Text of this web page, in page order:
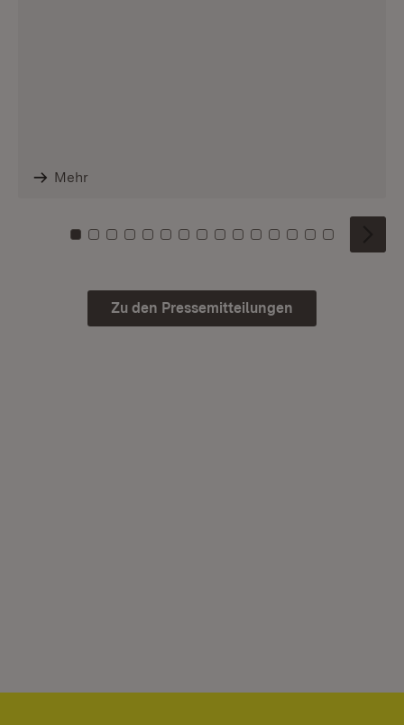
Mehr
Zu Kachel: 0
Zu Kachel: 1
Zu Kachel: 2
Zu Kachel: 3
Zu Kachel: 4
Zu Kachel: 5
Zu Kachel: 6
Zu Kachel: 7
Zu Kachel: 8
Zu Kachel: 9
Zu Kachel: 10
Zu Kachel: 11
Zu Kachel: 12
Zu Kachel:
Zu
Zu den Pressemitteilungen